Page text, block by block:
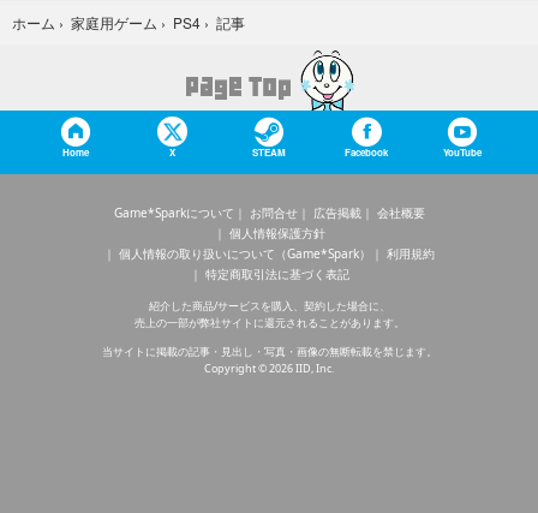
ホーム › 家庭用ゲーム › PS4 › 記事
Home X STEAM Facebook YouTube
Game*Sparkについて お問合せ 広告掲載
会社概要
個人情報保護方針
個人情報の取り扱いについて（Game*Spark）
利用規約
特定商取引法に基づく表記
紹介した商品/サービスを購入、契約した場合に、
売上の一部が弊社サイトに還元されることがあります。
当サイトに掲載の記事・見出し・写真・画像の無断転載を禁じます。
Copyright © 2026 IID, Inc.